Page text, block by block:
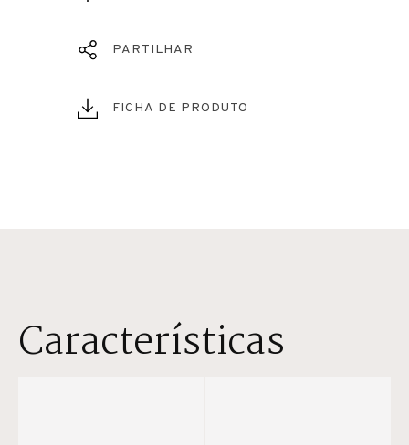
PARTILHAR
FICHA DE PRODUTO
Características